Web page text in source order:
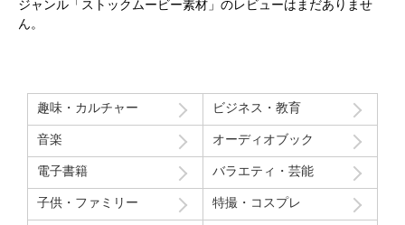
ジャンル「ストックムービー素材」のレビューはまだありませ
ん。
趣味・カルチャー ビジネス・教育
音楽 オーディオブック
電子書籍 バラエティ・芸能
子供・ファミリー 特撮・コスプレ